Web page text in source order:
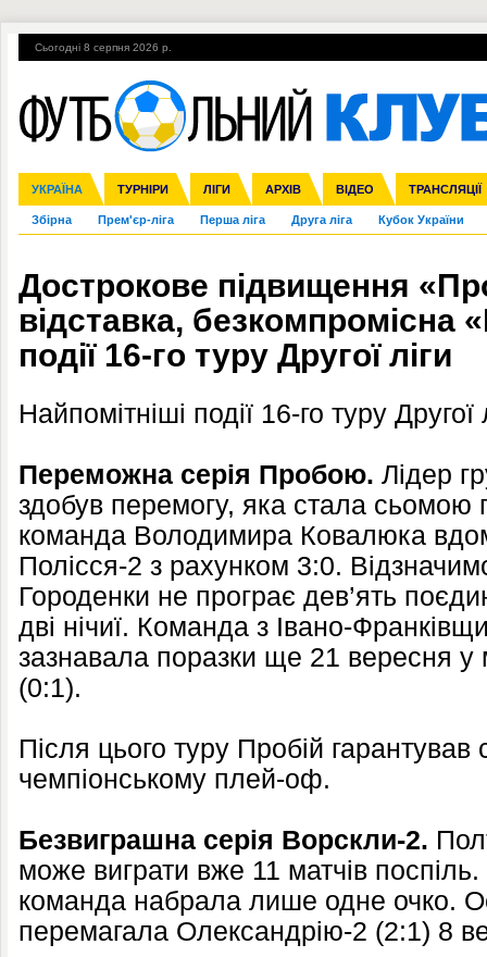
Сьогодні 8 серпня 2026 р.
УКРАЇНА ТУРНІРИ ЛІГИ АРХІВ ВІДЕО ТРАНСЛЯЦІЇ
Збірна Прем'єр-ліга Перша ліга Друга ліга Кубок України
Ліга чемпіонів Ліга Європи Міжнародні Ліга націй Ліга
Англія Іспанія Італія Німеччина Франція Інші
ЧС-2014 ЄВРО-2016 Росія Кубок конфедерацій ЧЄ-2015 (U-
Гарячі теми УПЛ, 2-й тур ВІЙНА УПЛ-ПЕРЕХОДИ
Дострокове підвищення
відставка, безкомпромісна
події 16-го туру Другої ліги
Найпомітніші події 16-го туру
Переможна серія Пробою. Лідер
здобув перемогу, яка стала сьомою
команда Володимира Ковалюка
Полісся-2 з рахунком 3:0.
Городенки не програє дев’ять
дві нічиї. Команда з Івано-
зазнавала поразки ще 21 вересня у
(0:1).
Після цього туру Пробій гарантував
чемпіонському плей-оф.
Безвиграшна серія Ворскли-2.
може виграти вже 11 матчів
команда набрала лише одне очко.
перемагала Олександрію-2 (2:1) 8